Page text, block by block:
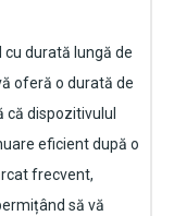
cu durată lungă de
oferă o durată de
că dispozitivulul
eficient după o
frecvent,
să vă